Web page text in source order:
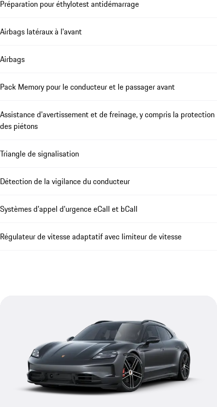
Préparation pour éthylotest antidémarrage
Airbags latéraux à l'avant
Airbags
Pack Memory pour le conducteur et le passager avant
Assistance d'avertissement et de freinage, y compris la protection
des piétons
Triangle de signalisation
Détection de la vigilance du conducteur
Systèmes d'appel d'urgence eCall et bCall
Régulateur de vitesse adaptatif avec limiteur de vitesse